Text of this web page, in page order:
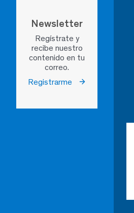
Newsletter
Regístrate y
recibe nuestro
contenido en tu
correo.
Registrarme